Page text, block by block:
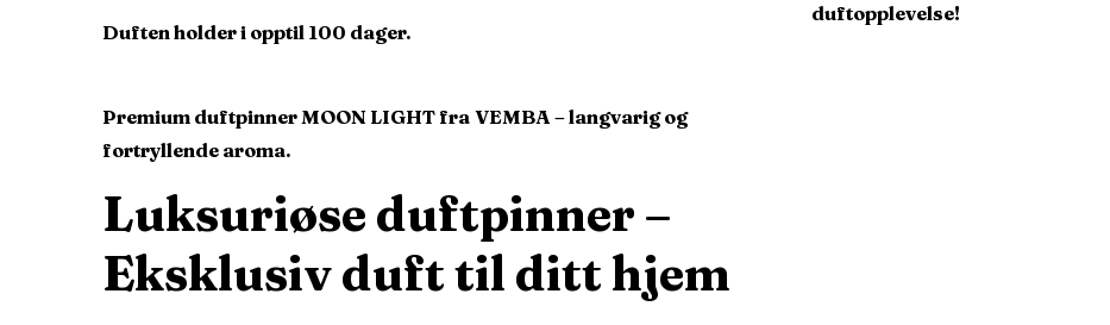
Duften holder i opptil 100 dager.
Premium duftpinner MOON LIGHT fra VEMBA –langvarig og
fortryllende aroma.
Luksuriøse duftpinner –
Eksklusiv duft til ditt hjem
duftopplevelse!